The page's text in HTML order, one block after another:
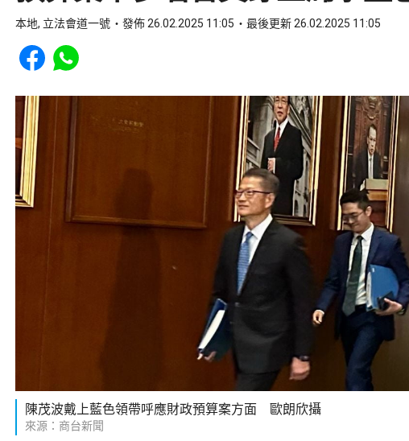
本地, 立法會道一號 發佈 26.02.2025 11:05 最後更新 26.02.2025 11:05
Share to Facebook
Share to WhatsApp
陳茂波戴上藍色領帶呼應財政預算案方面 歐朗欣攝
來源：商台新聞